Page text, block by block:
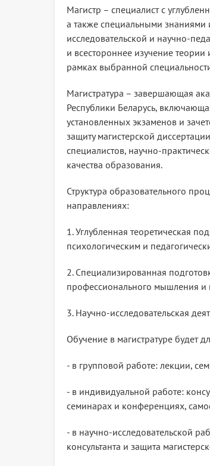
Магистр – специалист с
а также специальными знаниями
исследовательской и научно-
и всестороннее изучение теории
рамках выбранной
Магистратура – завершающая
Республики Беларусь,
установленных экзаменов и
защиту магистерской
специалистов, научно-
качества образования.
Структура образовательного
направлениях:
1. Углубленная теоретическая
психологическим и
2. Специализированная
профессионального мышления и
3. Научно-исследовательская
Обучение в магистратуре будет
- в групповой работе: лекции,
- в индивидуальной работе:
семинарах и конференциях,
- в научно-исследовательской
консультанта и защита